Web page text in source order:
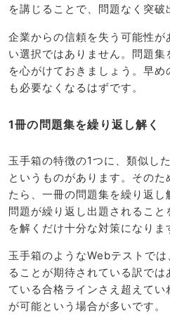
を講じることで、問題なく突破
企業からの信頼を失う可能性
い選択ではありません。問題
を心がけておきましょう。早
も必要なくなるはずです。
1冊の問題集を繰り返し解く
玉手箱の特徴の1つに、類似し
というものがあります。その
たら、一冊の問題集を繰り返
問題が繰り返し出題されるこ
を解くだけ十分な対策になりま
玉手箱のようなWebテストで
ることが期待されている訳で
ている合格ラインさえ超えてい
が可能という場合が多いです。